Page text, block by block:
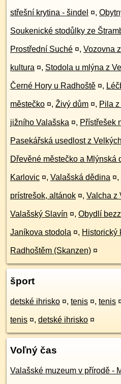
střešní krytina - šindel ¤,
Soukenické stodůlky ze
Prostřední Suché ¤, Vozovna
kultura ¤, Stodola u mlýna z
Černé Hory u Radhoště ¤,
městečko ¤, Živý dům ¤, Pila
jižního Valašska ¤, Přístřešek
Pasekářská usedlost z
Dřevěné městečko a Mlýnská
Karlovic ¤, Valašská dědina ¤,
prístrešok, altánok ¤, Valcha z
Valašský Slavín ¤, Obydlí
Janíkova stodola ¤, Historický
Radhoštěm (Skanzen) ¤
šport
detské ihrisko ¤, tenis ¤, tenis
tenis ¤, detské ihrisko ¤
Voľný čas
Valašské muzeum v přírodě -